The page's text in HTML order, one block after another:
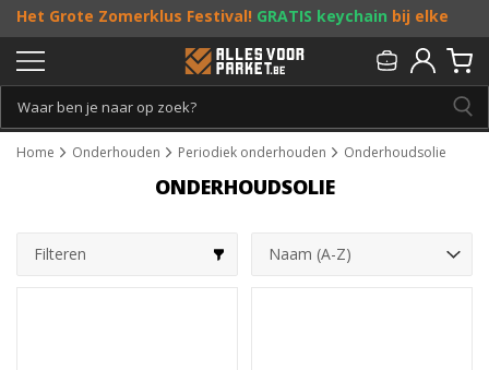
Het Grote Zomerklus Festival! GRATIS keychain bij elke
bestelling vanaf €25, entoffe acties! Doe je mee?
Persoonlijk & gratis advies:013 - 207 00 01
Home Onderhouden Periodiek onderhouden Onderhoudsolie
ONDERHOUDSOLIE
Filteren